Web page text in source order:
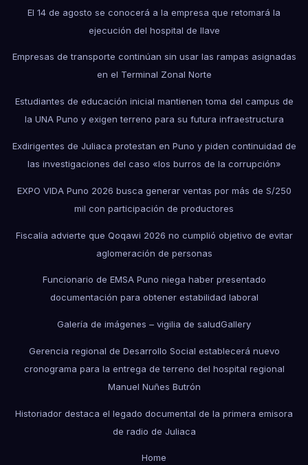
El 14 de agosto se conocerá a la empresa que retomará la
ejecución del hospital de Ilave
Empresas de transporte continúan sin usar las rampas asignadas
en el Terminal Zonal Norte
Estudiantes de educación inicial mantienen toma del campus de
la UNA Puno y exigen terreno para su futura infraestructura
Exdirigentes de Juliaca protestan en Puno y piden continuidad de
las investigaciones del caso «los burros de la corrupción»
EXPO VIDA Puno 2026 busca generar ventas por más de S/250
mil con participación de productores
Fiscalía advierte que Qoqawi 2026 no cumplió objetivo de evitar
aglomeración de personas
Funcionario de EMSA Puno niega haber presentado
documentación para obtener estabilidad laboral
Galería de imágenes – vigilia de saludGallery
Gerencia regional de Desarrollo Social establecerá nuevo
cronograma para la entrega de terreno del hospital regional
Manuel Nuñes Butrón
Historiador destaca el legado documental de la primera emisora
de radio de Juliaca
Home